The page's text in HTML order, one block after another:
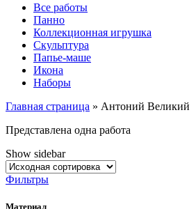
Все работы
Панно
Коллекционная игрушка
Скульптура
Папье-маше
Икона
Наборы
Главная страница » Антоний Великий
Представлена одна работа
Show sidebar
Фильтры
Материал